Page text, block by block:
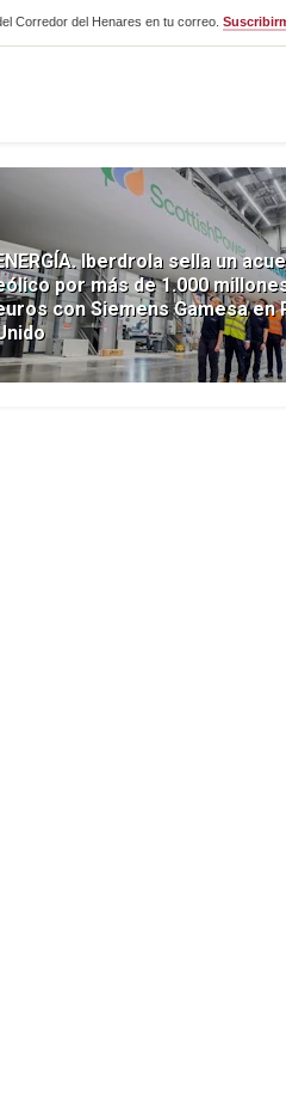
Corredor del Henares en tu correo.
Iberdrola sella un
por más de 1.000
con Siemens Gamesa en